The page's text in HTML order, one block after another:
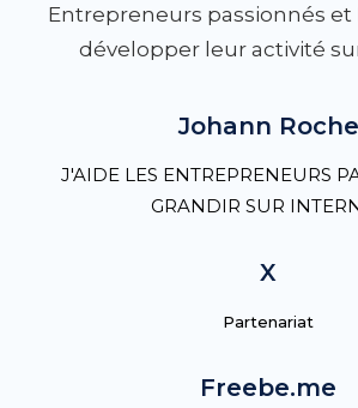
Entrepreneurs passionnés et
développer leur activité
Johann Roche
J'AIDE LES ENTREPRENEURS
GRANDIR SUR
X
Partenariat
Freebe.me